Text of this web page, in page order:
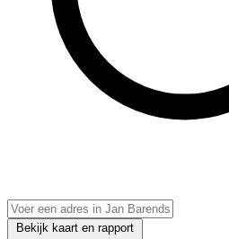
Bekijk kaart en rapport